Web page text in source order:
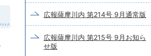
広報薩摩川内 第214号 9月通常版
広報薩摩川内 第215号 9月お知ら
せ版